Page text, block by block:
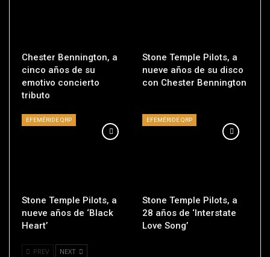
Chester Bennington, a
cinco años de su
emotivo concierto
tributo
Stone Temple Pilots, a
nueve años de su disco
con Chester Bennington
EFEMÉRIDE QRP
Stone Temple Pilots, a
nueve años de ‘Black
Heart’
EFEMÉRIDE QRP
Stone Temple Pilots, a
28 años de ‘Interstate
Love Song’
PREV NEXT